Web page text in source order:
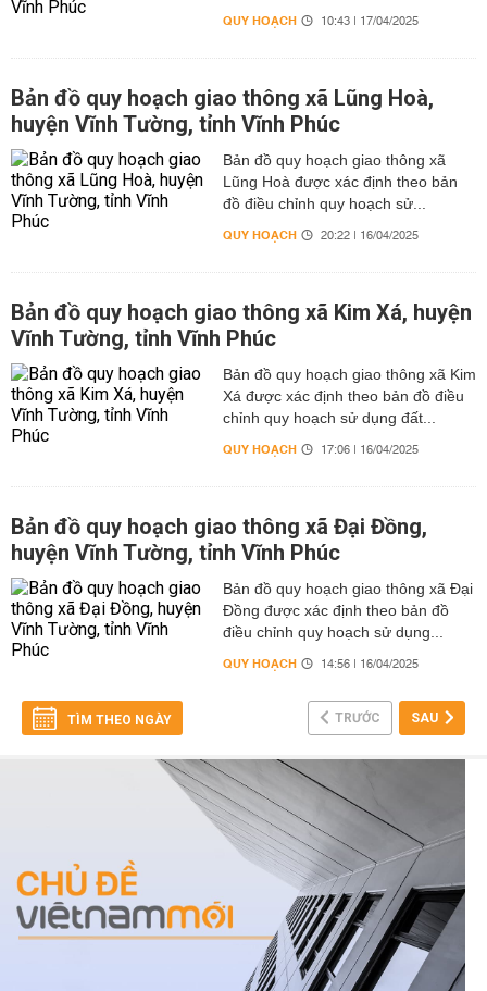
QUY HOẠCH 10:43 | 17/04/2025
Bản đồ quy hoạch giao thông xã Lũng Hoà,
huyện Vĩnh Tường, tỉnh Vĩnh Phúc
Bản đồ quy hoạch giao thông xã
Lũng Hoà được xác định theo bản
đồ điều chỉnh quy hoạch sử...
QUY HOẠCH 20:22 | 16/04/2025
Bản đồ quy hoạch giao thông xã Kim Xá, huyện
Vĩnh Tường, tỉnh Vĩnh Phúc
Bản đồ quy hoạch giao thông xã Kim
Xá được xác định theo bản đồ điều
chỉnh quy hoạch sử dụng đất...
QUY HOẠCH 17:06 | 16/04/2025
Bản đồ quy hoạch giao thông xã Đại Đồng,
huyện Vĩnh Tường, tỉnh Vĩnh Phúc
Bản đồ quy hoạch giao thông xã Đại
Đồng được xác định theo bản đồ
điều chỉnh quy hoạch sử dụng...
QUY HOẠCH 14:56 | 16/04/2025
TÌM THEO NGÀY TRƯỚC SAU